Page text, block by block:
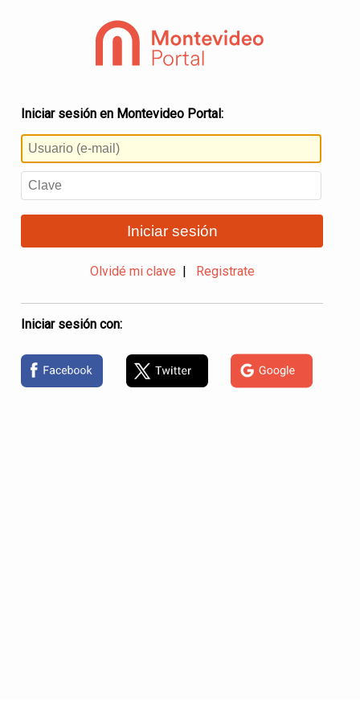
Iniciar sesión en Montevideo Portal:
Iniciar sesión
Olvidé mi clave Registrate
Iniciar sesión con: